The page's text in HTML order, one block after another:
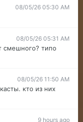
мне
08/05/26 05:30 AM
08/05/26 05:31 AM
смешного? типо
08/05/26 11:50 AM
кто из них
9 hours ago